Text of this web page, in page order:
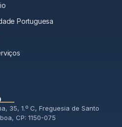
Portuguesa
35, 1.º C, Freguesia de Santo
CP: 1150-075